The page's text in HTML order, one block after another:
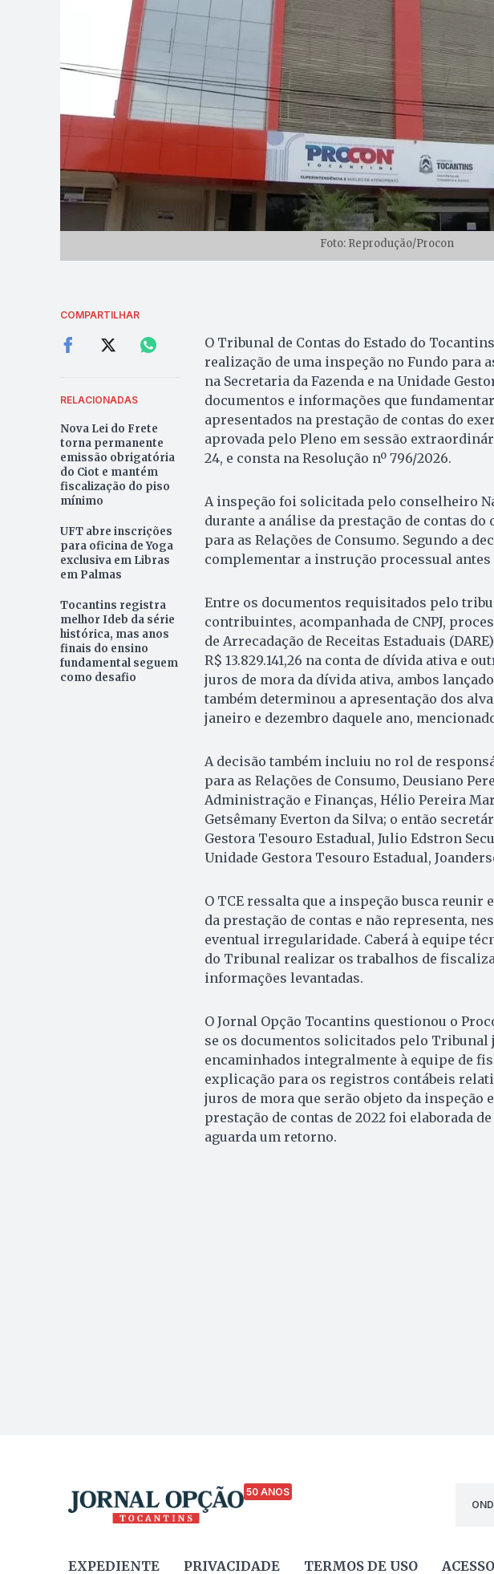
Foto: Reprodução/Procon
COMPARTILHAR
RELACIONADAS
Nova Lei do Frete
torna permanente
emissão obrigatória
do Ciot e mantém
fiscalização do piso
mínimo
UFT abre inscrições
para oficina de Yoga
exclusiva em Libras
em Palmas
Tocantins registra
melhor Ideb da série
histórica, mas anos
finais do ensino
fundamental seguem
como desafio
O Tribunal de Contas do Estado do
realização de uma inspeção no Fundo para
na Secretaria da Fazenda e na Unidade
documentos e informações que
apresentados na prestação de contas do
aprovada pelo Pleno em sessão
24, e consta na Resolução nº 796/2026.
A inspeção foi solicitada pelo conselheiro
durante a análise da prestação de contas do
para as Relações de Consumo. Segundo a
complementar a instrução processual
Entre os documentos requisitados pelo
contribuintes, acompanhada de CNPJ,
de Arrecadação de Receitas Estaduais
R$ 13.829.141,26 na conta de dívida ativa e
juros de mora da dívida ativa, ambos
também determinou a apresentação dos
janeiro e dezembro daquele ano,
A decisão também incluiu no rol de
para as Relações de Consumo, Deusiano
Administração e Finanças, Hélio Pereira
Getsêmany Everton da Silva; o então
Gestora Tesouro Estadual, Julio Edstron
Unidade Gestora Tesouro Estadual,
O TCE ressalta que a inspeção busca
da prestação de contas e não representa,
eventual irregularidade. Caberá à equipe
do Tribunal realizar os trabalhos de
informações levantadas.
O Jornal Opção Tocantins questionou o
se os documentos solicitados pelo Tribunal
encaminhados integralmente à equipe de
explicação para os registros contábeis
juros de mora que serão objeto da inspeção
prestação de contas de 2022 foi elaborada
aguarda um retorno.
50 ANOS
EXPEDIENTE PRIVACIDADE TERMOS DE USO